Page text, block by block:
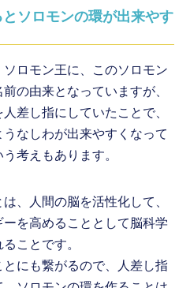
ソロモンの環が出来やす
ロモン王に、このソロモン
の由来となっていますが、
差し指にしていたことで、
なしわが出来やすくなって
考えもあります。
、人間の脳を活性化して、
を高めることとして脳科学
ことです。
にも繋がるので、人差し指